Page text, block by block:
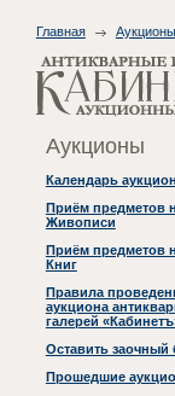
Главная Аукционы
Аукционы
Календарь
Приём предметов
Живописи
Приём предметов
Книг
Правила
аукциона
галерей
Оставить заочный
Прошедшие